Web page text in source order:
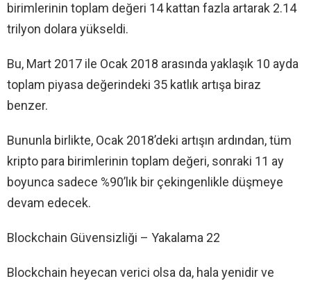
birimlerinin toplam değeri 14 kattan fazla artarak 2.14
trilyon dolara yükseldi.
Bu, Mart 2017 ile Ocak 2018 arasında yaklaşık 10 ayda
toplam piyasa değerindeki 35 katlık artışa biraz
benzer.
Bununla birlikte, Ocak 2018’deki artışın ardından, tüm
kripto para birimlerinin toplam değeri, sonraki 11 ay
boyunca sadece %90’lık bir çekingenlikle düşmeye
devam edecek.
Blockchain Güvensizliği – Yakalama 22
Blockchain heyecan verici olsa da, hala yenidir ve